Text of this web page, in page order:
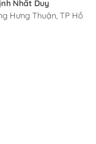
Nhất Duy
Hưng Thuận, TP Hồ